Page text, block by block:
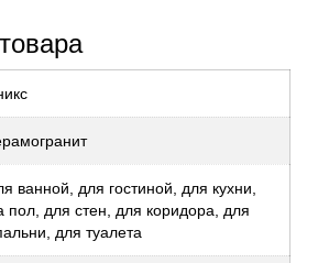
ванной, для гостиной, для кухни,
пол, для стен, для коридора, для
для туалета